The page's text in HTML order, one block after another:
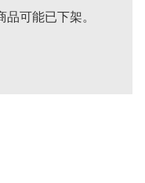
可能已下架。